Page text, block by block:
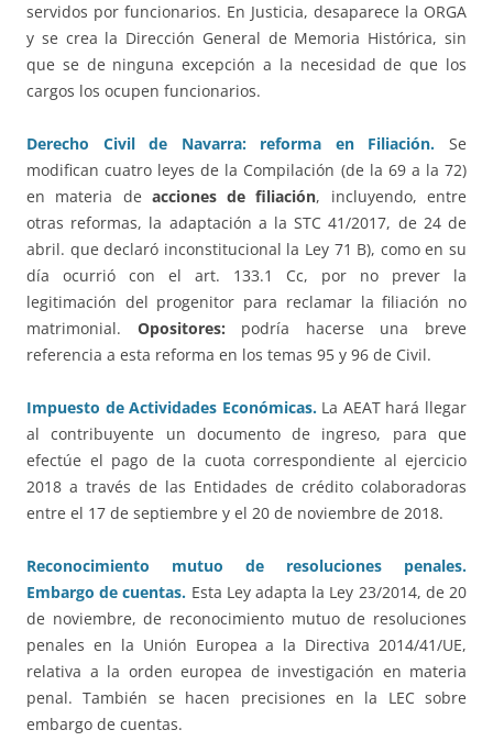
servidos por funcionarios. En Justicia, desaparece la ORGA
y se crea la Dirección General de Memoria Histórica, sin
que se de ninguna excepción a la necesidad de que los
cargos los ocupen funcionarios.
Derecho Civil de Navarra: reforma en Filiación. Se
modifican cuatro leyes de la Compilación (de la 69 a la 72)
en materia de acciones de filiación, incluyendo, entre
otras reformas, la adaptación a la STC 41/2017, de 24 de
abril. que declaró inconstitucional la Ley 71 B), como en su
día ocurrió con el art. 133.1 Cc, por no prever la
legitimación del progenitor para reclamar la filiación no
matrimonial. Opositores: podría hacerse una breve
referencia a esta reforma en los temas 95 y 96 de Civil.
Impuesto de Actividades Económicas.La AEAT hará llegar
al contribuyente un documento de ingreso, para que
efectúe el pago de la cuota correspondiente al ejercicio
2018 a través de las Entidades de crédito colaboradoras
entre el 17 de septiembre y el 20 de noviembre de 2018.
Reconocimiento mutuo de resoluciones penales.
Embargo de cuentas. Esta Ley adapta la Ley 23/2014, de 20
de noviembre, de reconocimiento mutuo de resoluciones
penales en la Unión Europea a la Directiva 2014/41/UE,
relativa a la orden europea de investigación en materia
penal. También se hacen precisiones en la LEC sobre
embargo de cuentas.